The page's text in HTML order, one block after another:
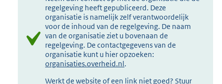
regelgeving heeft gepubliceerd. Deze
organisatie is namelijk zelf verantwoordelijk
voor de inhoud van de regelgeving. De naam
van de organisatie ziet u bovenaan de
regelgeving. De contactgegevens van de
organisatie kunt u hier opzoeken:
organisaties.overheid.nl.
Werkt de website of een link niet goed? Stuur